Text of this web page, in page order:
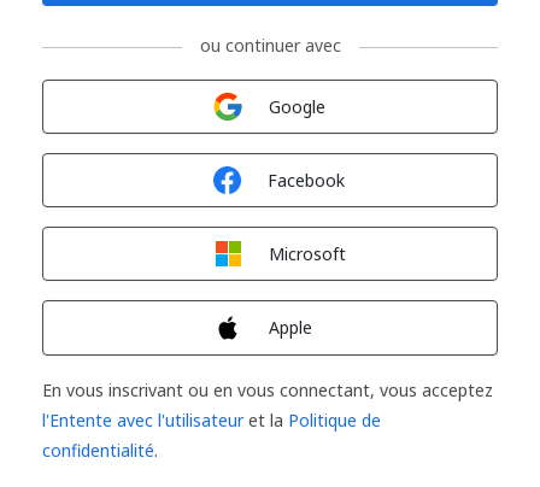
ou continuer avec
Google
Facebook
Microsoft
Apple
En vous inscrivant ou en vous connectant, vous acceptez
l'Entente avec l'utilisateuret la Politique de
confidentialité.